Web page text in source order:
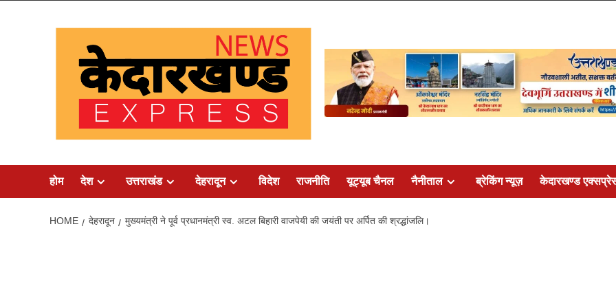
होम देश उत्तराखंड देहरादून विदेश राजनीति यूट्यूब चैनल नैनीताल ब्रेकिंग न्यूज़ केदारखण्ड
HOME देहरादून मुख्यमंत्री ने पूर्व प्रधानमंत्री स्व. अटल बिहारी वाजपेयी की जयंती पर अर्पित की श्रद्धांजलि।